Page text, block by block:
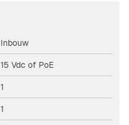
Inbouw
15 Vdc of PoE
1
1